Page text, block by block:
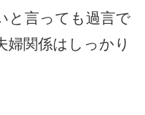
と言っても過言で
婦関係はしっかり